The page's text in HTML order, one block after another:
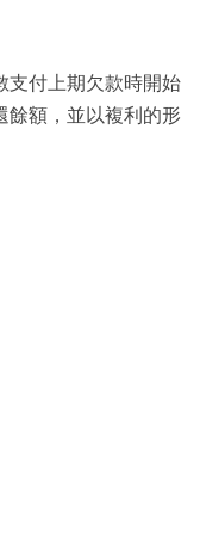
支付上期欠款時開始
餘額，並以複利的形